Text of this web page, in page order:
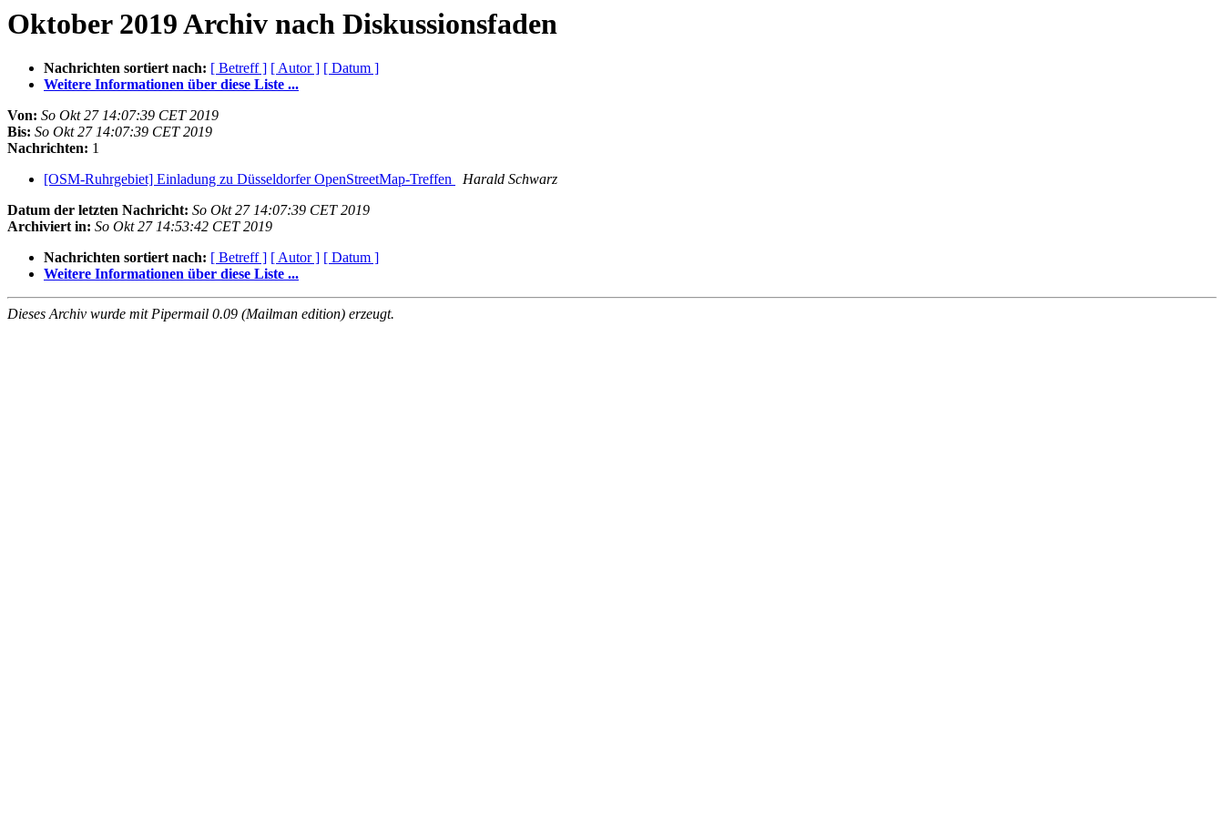
Oktober 2019 Archiv nach Diskussionsfaden
Nachrichten sortiert nach: [ Betreff ] [ Autor ] [ Datum ]
Weitere Informationen über diese Liste ...
Von: So Okt 27 14:07:39 CET 2019
Bis: So Okt 27 14:07:39 CET 2019
Nachrichten: 1
[OSM-Ruhrgebiet] Einladung zu Düsseldorfer OpenStreetMap-Treffen
Harald Schwarz
Datum der letzten Nachricht: So Okt 27 14:07:39 CET 2019
Archiviert in: So Okt 27 14:53:42 CET 2019
Nachrichten sortiert nach: [ Betreff ] [ Autor ] [ Datum ]
Weitere Informationen über diese Liste ...
Dieses Archiv wurde mit Pipermail 0.09 (Mailman edition) erzeugt.